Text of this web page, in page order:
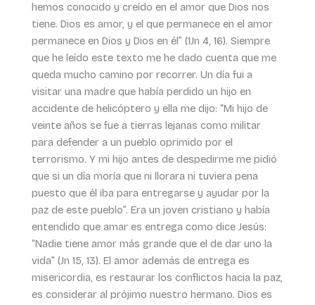
hemos conocido y creído en el amor que Dios nos
tiene. Dios es amor, y el que permanece en el amor
permanece en Dios y Dios en él” (1Jn 4, 16). Siempre
que he leído este texto me he dado cuenta que me
queda mucho camino por recorrer. Un día fui a
visitar una madre que había perdido un hijo en
accidente de helicóptero y ella me dijo: “Mi hijo de
veinte años se fue a tierras lejanas como militar
para defender a un pueblo oprimido por el
terrorismo. Y mi hijo antes de despedirme me pidió
que si un día moría que ni llorara ni tuviera pena
puesto que él iba para entregarse y ayudar por la
paz de este pueblo”. Era un joven cristiano y había
entendido que amar es entrega como dice Jesús:
“Nadie tiene amor más grande que el de dar uno la
vida” (Jn 15, 13). El amor además de entrega es
misericordia, es restaurar los conflictos hacia la paz,
es considerar al prójimo nuestro hermano. Dios es